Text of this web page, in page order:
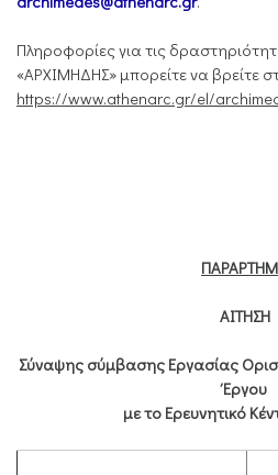
Πληροφορίες για τις
«ΑΡΧΙΜΗΔΗΣ» μπορείτε να βρείτε
https://www.athenarc.gr/el/
ΑΙΤΗΣΗ
Σύναψης σύμβασης Εργασίας
Έργου
με το Ερευνητικό